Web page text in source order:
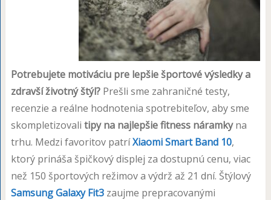
Potrebujete motiváciu pre lepšie športové výsledky a
zdravší životný štýl?Prešli sme zahraničné testy,
recenzie a reálne hodnotenia spotrebiteľov, aby sme
skompletizovali tipy na najlepšie fitness náramkyna
trhu. Medzi favoritov patríXiaomi Smart Band 10,
ktorý prináša špičkový displej za dostupnú cenu, viac
než 150 športových režimov a výdrž až 21 dní. Štýlový
Samsung Galaxy Fit3zaujme prepracovanými